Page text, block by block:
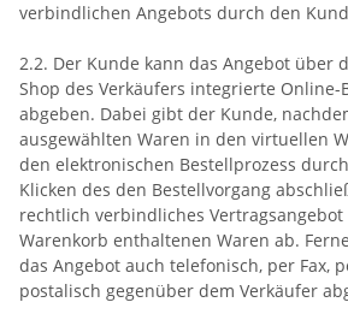
verbindlichen Angebots durch den
2.2. Der Kunde kann das Angebot über
Shop des Verkäufers integrierte
abgeben. Dabei gibt der Kunde,
ausgewählten Waren in den virtuellen
den elektronischen Bestellprozess
Klicken des den Bestellvorgang
rechtlich verbindliches
Warenkorb enthaltenen Waren ab.
das Angebot auch telefonisch, per Fax,
postalisch gegenüber dem Verkäufer